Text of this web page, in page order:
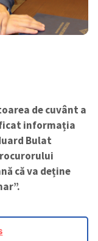
de cuvânt a
informația
Bulat
că va deține